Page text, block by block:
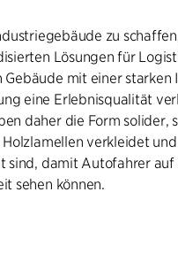
zu
Lösungen für
Gebäude mit einer
eine Erlebnisqualität
daher die Form solider,
verkleidet
sind, damit Autofahrer
sehen können.
wurde Wert darauf